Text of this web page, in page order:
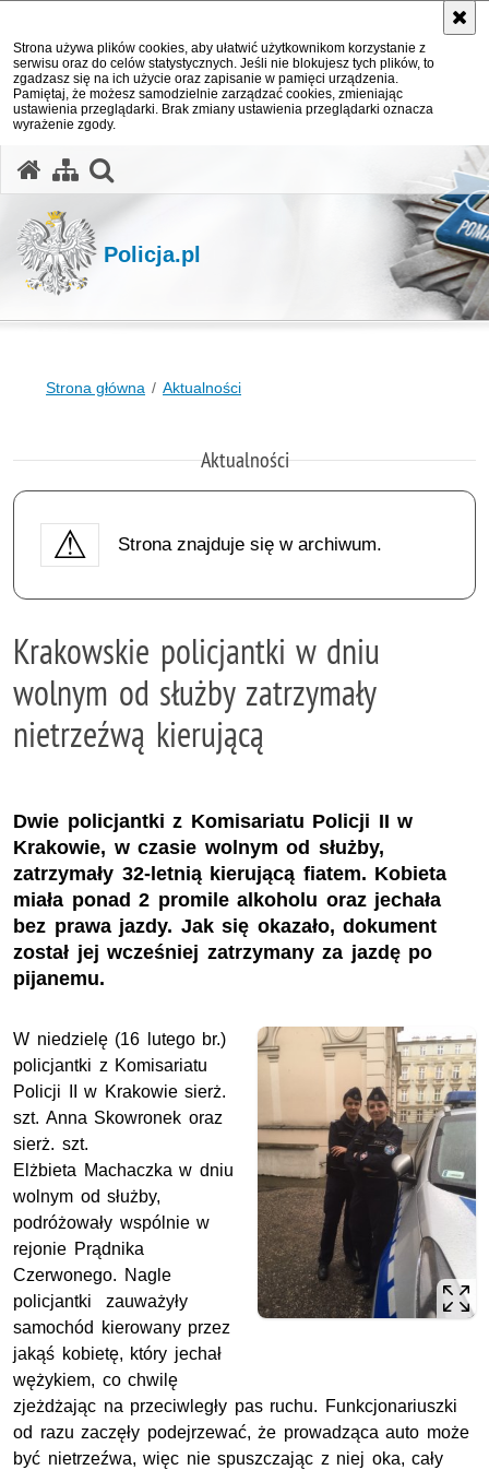
Strona używa plików cookies, aby ułatwić użytkownikom korzystanie z
serwisu oraz do celów statystycznych. Jeśli nie blokujesz tych plików, to
zgadzasz się na ich użycie oraz zapisanie w pamięci urządzenia.
Pamiętaj, że możesz samodzielnie zarządzać cookies, zmieniając
ustawienia przeglądarki. Brak zmiany ustawienia przeglądarki oznacza
wyrażenie zgody.
Policja.pl
Strona główna Aktualności
Aktualności
Strona znajduje się w archiwum.
Krakowskie policjantki w dniu
wolnym od służby zatrzymały
nietrzeźwą kierującą
Dwie policjantki z Komisariatu Policji II w
Krakowie, w czasie wolnym od służby,
zatrzymały 32-letnią kierującą fiatem. Kobieta
miała ponad 2 promile alkoholu oraz jechała
bez prawa jazdy. Jak się okazało, dokument
został jej wcześniej zatrzymany za jazdę po
pijanemu.
W niedzielę (16 lutego br.)
policjantki z Komisariatu
Policji II w Krakowie sierż.
szt. Anna Skowronek oraz
sierż. szt.
Elżbieta Machaczka w dniu
wolnym od służby,
podróżowały wspólnie w
rejonie Prądnika
Czerwonego. Nagle
policjantki zauważyły
samochód kierowany przez
jakąś kobietę, który jechał
wężykiem, co chwilę
zjeżdżając na przeciwległy pas ruchu. Funkcjonariuszki
od razu zaczęły podejrzewać, że prowadząca auto może
być nietrzeźwa, więc nie spuszczając z niej oka, cały